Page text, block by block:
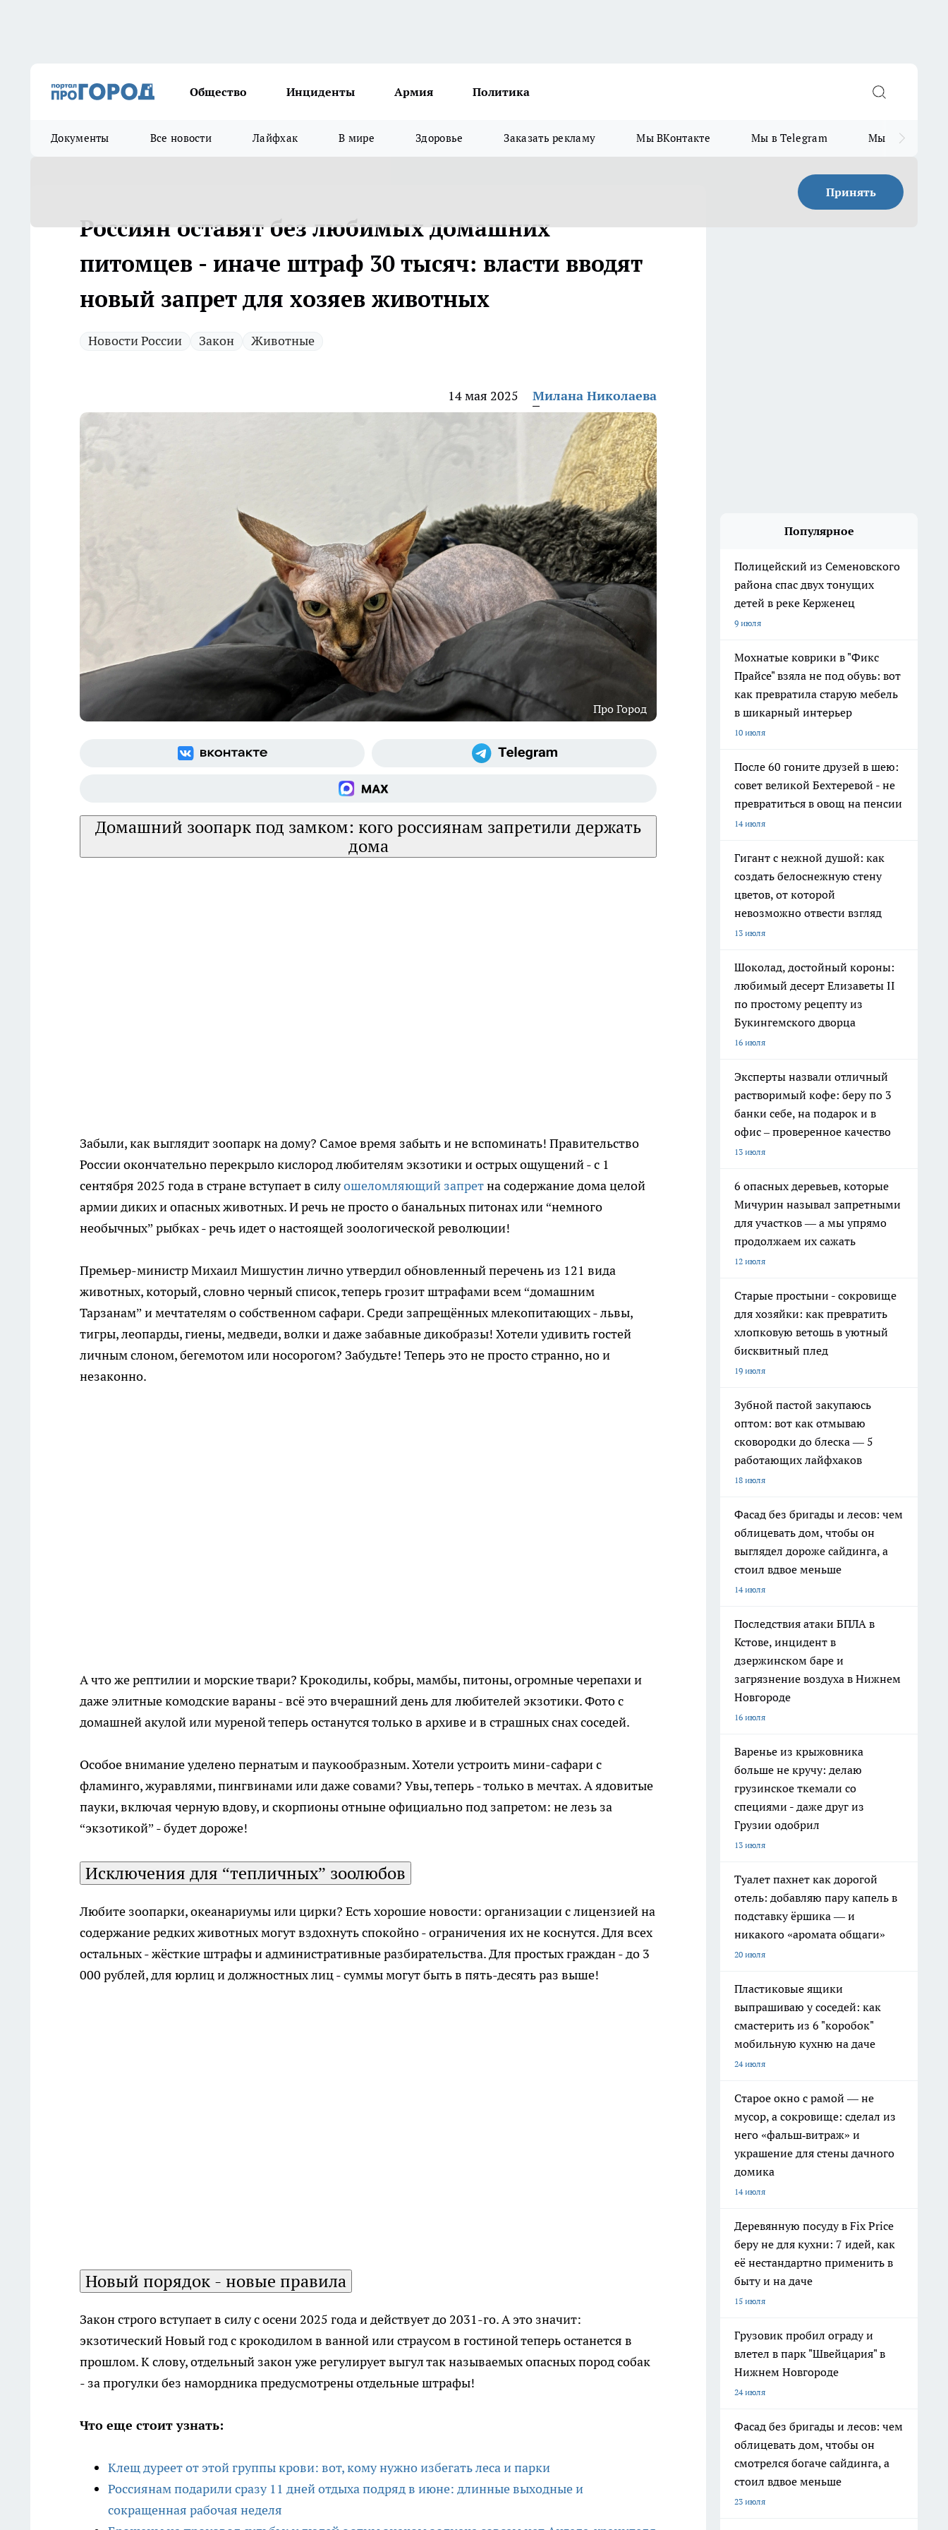
Общество Инциденты Армия Политика
Документы Все новости Лайфхак В мире Здоровье Заказать рекламу Мы ВКонтакте Мы в Telegram Мы в MAX
Принять
Россиян оставят без любимых домашних
питомцев - иначе штраф 30 тысяч: власти вводят
новый запрет для хозяев животных
Новости России Закон Животные
14 мая 2025 Милана Николаева
Про Город
Домашний зоопарк под замком: кого россиянам запретили держать
дома
Забыли, как выглядит зоопарк на дому? Самое время забыть и не вспоминать! Правительство
России окончательно перекрыло кислород любителям экзотики и острых ощущений - с 1
сентября 2025 года в стране вступает в силуошеломляющий запретна содержание дома целой
армии диких и опасных животных. И речь не просто о банальных питонах или “немного
необычных” рыбках - речь идет о настоящей зоологической революции!
Премьер-министр Михаил Мишустин лично утвердил обновленный перечень из 121 вида
животных, который, словно черный список, теперь грозит штрафами всем “домашним
Тарзанам” и мечтателям о собственном сафари. Среди запрещённых млекопитающих - львы,
тигры, леопарды, гиены, медведи, волки и даже забавные дикобразы! Хотели удивить гостей
личным слоном, бегемотом или носорогом? Забудьте! Теперь это не просто странно, но и
незаконно.
А что же рептилии и морские твари? Крокодилы, кобры, мамбы, питоны, огромные черепахи и
даже элитные комодские вараны - всё это вчерашний день для любителей экзотики. Фото с
домашней акулой или муреной теперь останутся только в архиве и в страшных снах соседей.
Особое внимание уделено пернатым и паукообразным. Хотели устроить мини-сафари с
фламинго, журавлями, пингвинами или даже совами? Увы, теперь - только в мечтах. А ядовитые
пауки, включая черную вдову, и скорпионы отныне официально под запретом: не лезь за
“экзотикой” - будет дороже!
Исключения для “тепличных” зоолюбов
Любите зоопарки, океанариумы или цирки? Есть хорошие новости: организации с лицензией на
содержание редких животных могут вздохнуть спокойно - ограничения их не коснутся. Для всех
остальных - жёсткие штрафы и административные разбирательства. Для простых граждан - до 3
000 рублей, для юрлиц и должностных лиц - суммы могут быть в пять-десять раз выше!
Новый порядок - новые правила
Закон строго вступает в силу с осени 2025 года и действует до 2031-го. А это значит:
экзотический Новый год с крокодилом в ванной или страусом в гостиной теперь останется в
прошлом. К слову, отдельный закон уже регулирует выгул так называемых опасных пород собак
- за прогулки без намордника предусмотрены отдельные штрафы!
Что еще стоит узнать:
Клещ дуреет от этой группы крови: вот, кому нужно избегать леса и парки
Россиянам подарили сразу 11 дней отдыха подряд в июне: длинные выходные и
сокращенная рабочая неделя
Популярное
Полицейский из Семеновского
района спас двух тонущих
детей в реке Керженец
9 июля
Мохнатые коврики в "Фикс
Прайсе" взяла не под обувь: вот
как превратила старую мебель
в шикарный интерьер
10 июля
После 60 гоните друзей в шею:
совет великой Бехтеревой - не
превратиться в овощ на пенсии
14 июля
Гигант с нежной душой: как
создать белоснежную стену
цветов, от которой
невозможно отвести взгляд
13 июля
Шоколад, достойный короны:
любимый десерт Елизаветы II
по простому рецепту из
Букингемского дворца
16 июля
Эксперты назвали отличный
растворимый кофе: беру по 3
банки себе, на подарок и в
офис – проверенное качество
13 июля
6 опасных деревьев, которые
Мичурин называл запретными
для участков — а мы упрямо
продолжаем их сажать
12 июля
Старые простыни - сокровище
для хозяйки: как превратить
хлопковую ветошь в уютный
бисквитный плед
19 июля
Зубной пастой закупаюсь
оптом: вот как отмываю
сковородки до блеска — 5
работающих лайфхаков
18 июля
Фасад без бригады и лесов: чем
облицевать дом, чтобы он
выглядел дороже сайдинга, а
стоил вдвое меньше
14 июля
Последствия атаки БПЛА в
Кстове, инцидент в
дзержинском баре и
загрязнение воздуха в Нижнем
Новгороде
16 июля
Варенье из крыжовника
больше не кручу: делаю
грузинское ткемали со
специями - даже друг из
Грузии одобрил
13 июля
Туалет пахнет как дорогой
отель: добавляю пару капель в
подставку ёршика — и
никакого «аромата общаги»
20 июля
Пластиковые ящики
выпрашиваю у соседей: как
смастерить из 6 "коробок"
мобильную кухню на даче
24 июля
Старое окно с рамой — не
мусор, а сокровище: сделал из
него «фальш‑витраж» и
украшение для стены дачного
домика
14 июля
Деревянную посуду в Fix Price
беру не для кухни: 7 идей, как
её нестандартно применить в
быту и на даче
15 июля
Грузовик пробил ограду и
влетел в парк "Швейцария" в
Нижнем Новгороде
24 июля
Фасад без бригады и лесов: чем
облицевать дом, чтобы он
смотрелся богаче сайдинга, а
стоил вдвое меньше
23 июля